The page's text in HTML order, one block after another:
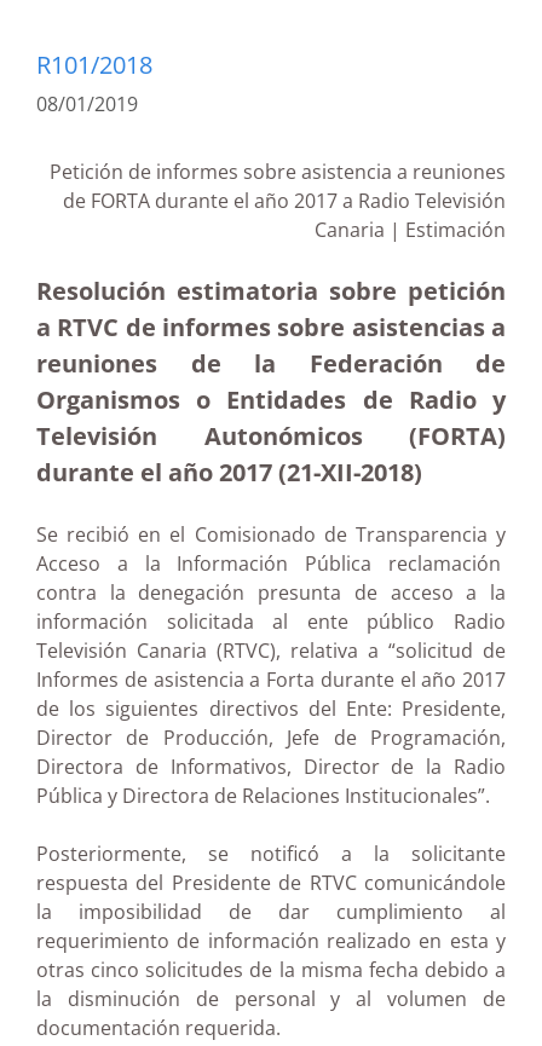
R101/2018
08/01/2019
Petición de informes sobre asistencia a reuniones
de FORTA durante el año 2017 a Radio Televisión
Canaria | Estimación
Resolución estimatoria sobre petición
a RTVC de informes sobre asistencias a
reuniones de la Federación de
Organismos o Entidades de Radio y
Televisión Autonómicos (FORTA)
durante el año 2017 (21-XII-2018)
Se recibió en el Comisionado de Transparencia y
Acceso a la Información Pública reclamación
contra la denegación presunta de acceso a la
información solicitada al ente público Radio
Televisión Canaria (RTVC), relativa a “solicitud de
Informes de asistencia a Forta durante el año 2017
de los siguientes directivos del Ente: Presidente,
Director de Producción, Jefe de Programación,
Directora de Informativos, Director de la Radio
Pública y Directora de Relaciones Institucionales”.
Posteriormente, se notificó a la solicitante
respuesta del Presidente de RTVC comunicándole
la imposibilidad de dar cumplimiento al
requerimiento de información realizado en esta y
otras cinco solicitudes de la misma fecha debido a
la disminución de personal y al volumen de
documentación requerida.